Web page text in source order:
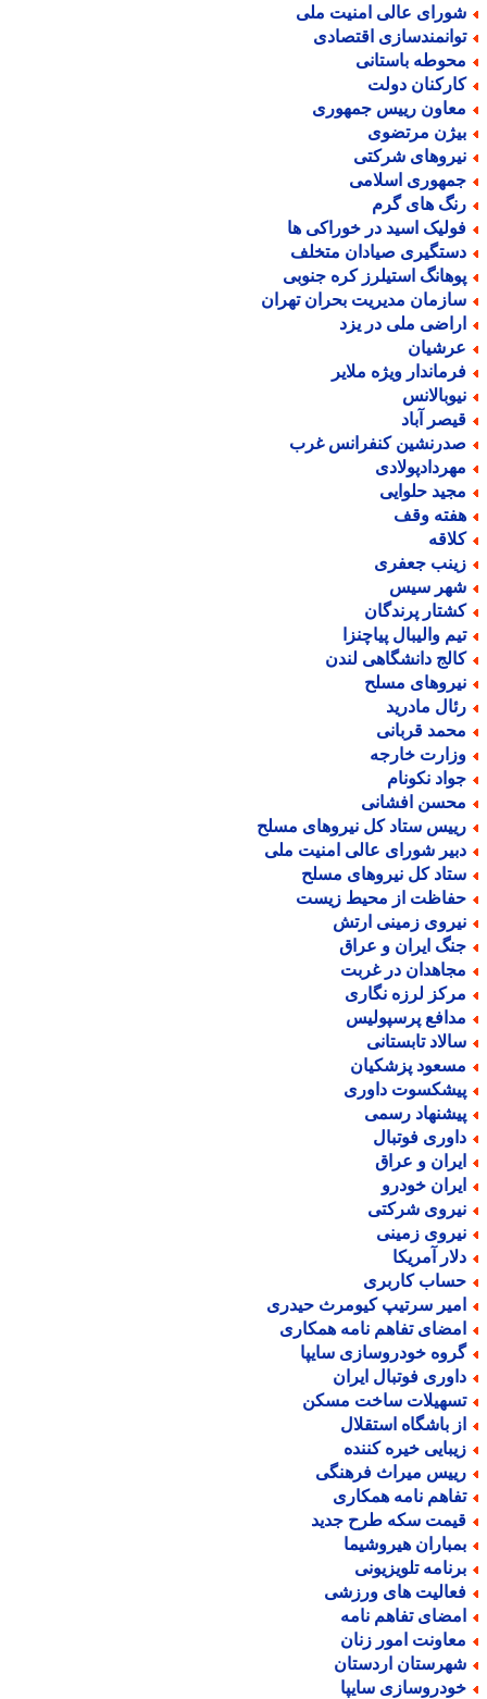
عالی امنیت ملی
اقتصادی
باستانی
دولت
رییس جمهوری
مرتضوی
شرکتی
اسلامی
های گرم
اسید در خوراکی ها
صیادان متخلف
استیلرز کره جنوبی
مدیریت بحران تهران
ملی در یزد
ویژه ملایر
آباد
کنفرانس غرب
حلوایی
وقف
جعفری
سیس
پرندگان
والیبال پیاچنزا
دانشگاهی لندن
مسلح
مادرید
قربانی
خارجه
نکونام
افشانی
ستاد کل نیروهای مسلح
شورای عالی امنیت ملی
کل نیروهای مسلح
از محیط زیست
زمینی ارتش
ایران و عراق
در غربت
لرزه نگاری
پرسپولیس
تابستانی
پزشکیان
داوری
رسمی
فوتبال
و عراق
خودرو
شرکتی
زمینی
آمریکا
کاربری
سرتیپ کیومرث حیدری
تفاهم نامه همکاری
خودروسازی سایپا
فوتبال ایران
ساخت مسکن
باشگاه استقلال
خیره کننده
میراث فرهنگی
نامه همکاری
سکه طرح جدید
هیروشیما
تلویزیونی
های ورزشی
تفاهم نامه
امور زنان
اردستان
سایپا